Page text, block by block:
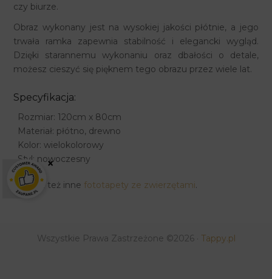
czy biurze.
Obraz wykonany jest na wysokiej jakości płótnie, a jego
trwała ramka zapewnia stabilność i elegancki wygląd.
Dzięki starannemu wykonaniu oraz dbałości o detale,
możesz cieszyć się pięknem tego obrazu przez wiele lat.
Specyfikacja:
Rozmiar: 120cm x 80cm
Materiał: płótno, drewno
Kolor: wielokolorowy
Styl: nowoczesny
Zobacz też inne fototapety ze zwierzętami.
Wszystkie Prawa Zastrzeżone ©2026 · Tappy.pl
×